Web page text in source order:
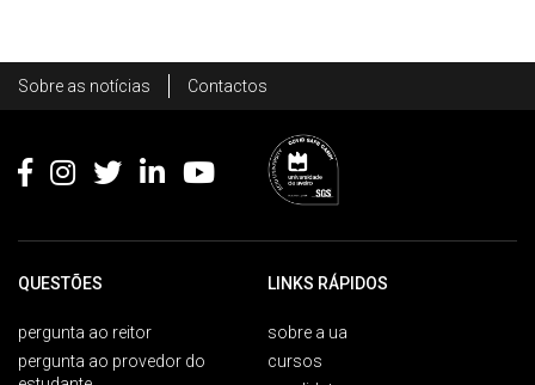
Footer
Sobre as notícias Contactos
QUESTÕES
pergunta ao reitor
pergunta ao provedor do
LINKS RÁPIDOS
sobre a ua
cursos